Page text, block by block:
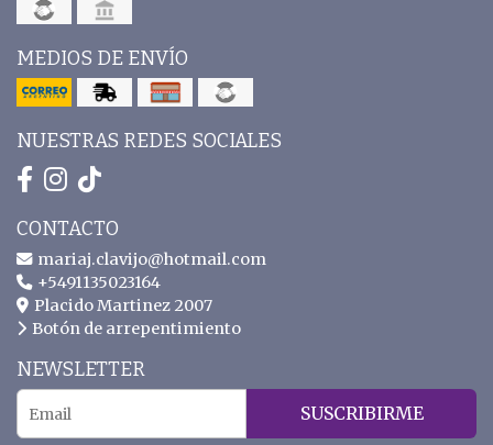
MEDIOS DE ENVÍO
NUESTRAS REDES SOCIALES
CONTACTO
mariaj.clavijo@hotmail.com
+5491135023164
Placido Martinez 2007
Botón de arrepentimiento
NEWSLETTER
SUSCRIBIRME